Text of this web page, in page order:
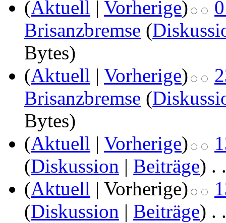
(Aktuell | Vorherige)
Brisanzbremse (
Bytes)
(Aktuell | Vorherige)
Brisanzbremse (
Bytes)
(Aktuell | Vorherige)
(Diskussion | Beiträge) . .
(Aktuell | Vorherige)
(Diskussion | Beiträge) . .